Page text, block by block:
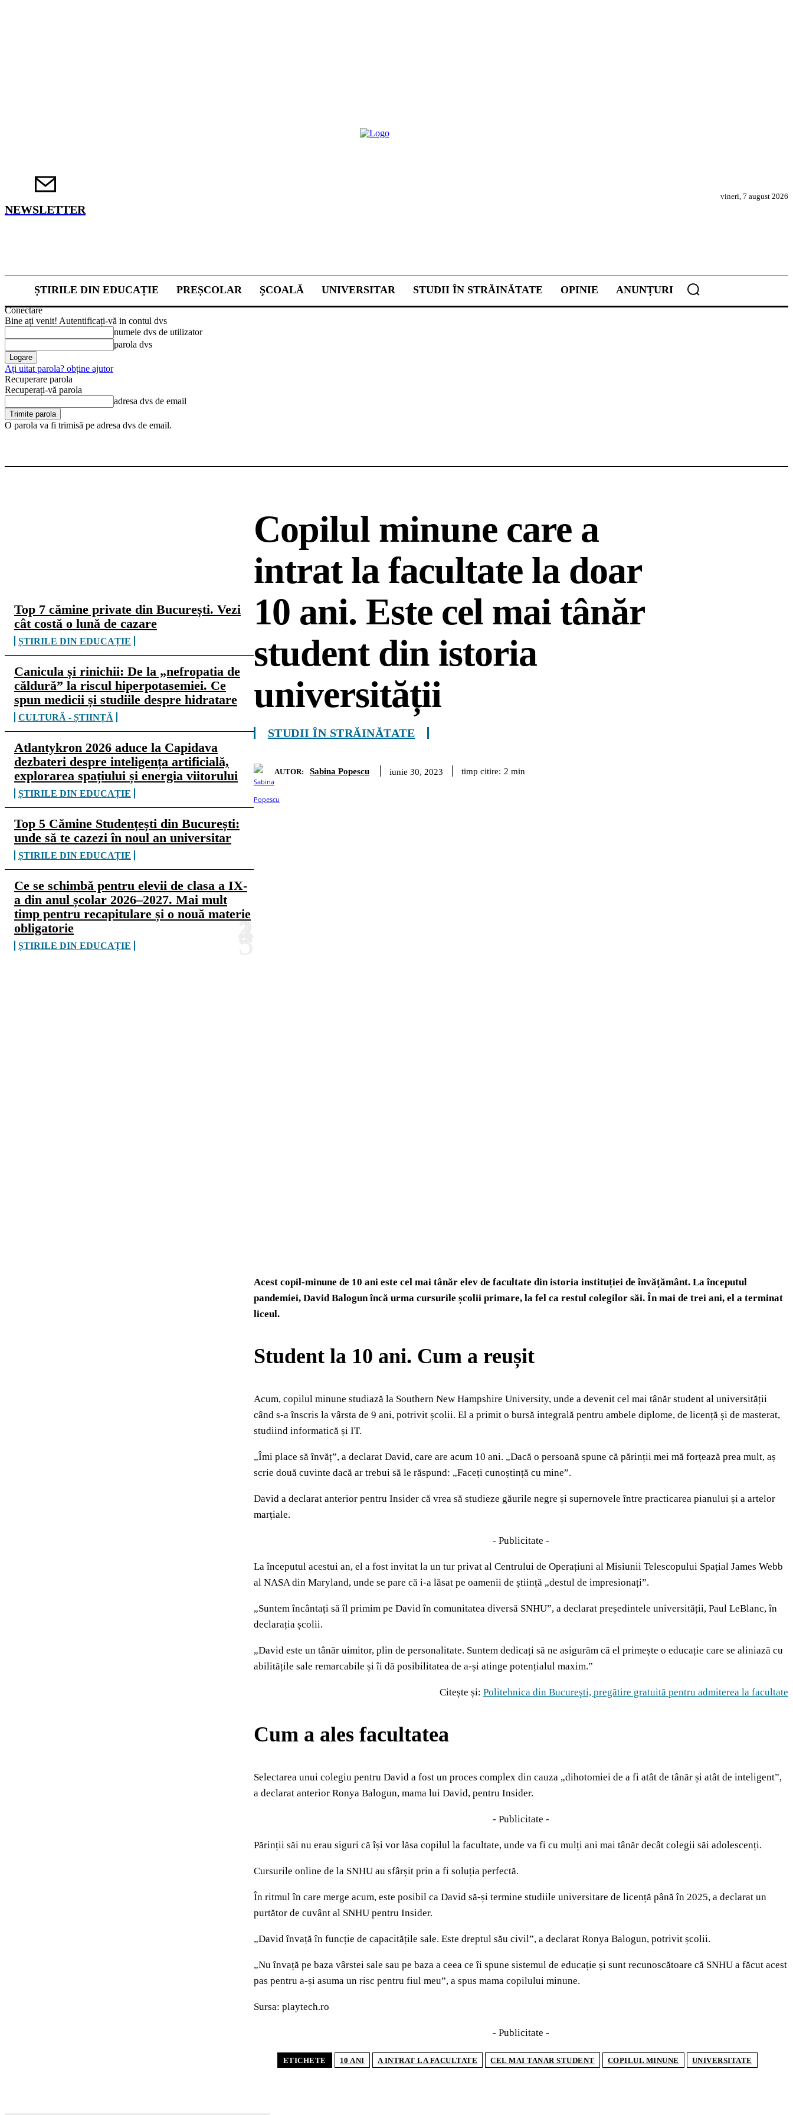
NEWSLETTER
vineri, 7 august 2026
ȘTIRILE DIN EDUCAȚIE PREȘCOLAR ŞCOALĂ UNIVERSITAR STUDII ÎN STRĂINĂTATE OPINIE ANUNȚURI
Conectare
Bine ați venit! Autentificați-vă in contul dvs
numele dvs de utilizator
parola dvs
Ați uitat parola? obține ajutor
Recuperare parola
Recuperați-vă parola
adresa dvs de email
O parola va fi trimisă pe adresa dvs de email.
Top 7 cămine private din București. Vezi
cât costă o lună de cazare
ȘTIRILE DIN EDUCAȚIE
Canicula și rinichii: De la „nefropatia de
căldură” la riscul hiperpotasemiei. Ce
spun medicii și studiile despre hidratare
CULTURĂ - ȘTIINȚĂ
Atlantykron 2026 aduce la Capidava
dezbateri despre inteligența artificială,
explorarea spațiului și energia viitorului
ȘTIRILE DIN EDUCAȚIE
Top 5 Cămine Studențești din București:
unde să te cazezi în noul an universitar
ȘTIRILE DIN EDUCAȚIE
Ce se schimbă pentru elevii de clasa a IX-
a din anul școlar 2026–2027. Mai mult
timp pentru recapitulare și o nouă materie
obligatorie
ȘTIRILE DIN EDUCAȚIE
Copilul minune care a
intrat la facultate la doar
10 ani. Este cel mai tânăr
student din istoria
universității
STUDII ÎN STRĂINĂTATE
AUTOR: Sabina Popescu iunie 30, 2023 timp citire: 2 min
Acest copil-minune de 10 ani este cel mai tânăr elev de facultate din istoria instituției de învățământ. La începutul
pandemiei, David Balogun încă urma cursurile școlii primare, la fel ca restul colegilor săi. În mai de trei ani, el a terminat
liceul.
Student la 10 ani. Cum a reușit
Acum, copilul minune studiază la Southern New Hampshire University, unde a devenit cel mai tânăr student al universității
când s-a înscris la vârsta de 9 ani, potrivit școlii. El a primit o bursă integrală pentru ambele diplome, de licență și de masterat,
studiind informatică și IT.
„Îmi place să învăț”, a declarat David, care are acum 10 ani. „Dacă o persoană spune că părinții mei mă forțează prea mult, aș
scrie două cuvinte dacă ar trebui să le răspund: „Faceți cunoștință cu mine”.
David a declarat anterior pentru Insider că vrea să studieze găurile negre și supernovele între practicarea pianului și a artelor
marțiale.
- Publicitate -
La începutul acestui an, el a fost invitat la un tur privat al Centrului de Operațiuni al Misiunii Telescopului Spațial James Webb
al NASA din Maryland, unde se pare că i-a lăsat pe oamenii de știință „destul de impresionați”.
„Suntem încântați să îl primim pe David în comunitatea diversă SNHU”, a declarat președintele universității, Paul LeBlanc, în
declarația școlii.
„David este un tânăr uimitor, plin de personalitate. Suntem dedicați să ne asigurăm că el primește o educație care se aliniază cu
abilitățile sale remarcabile și îi dă posibilitatea de a-și atinge potențialul maxim.”
Citește și: Politehnica din Bucureşti, pregătire gratuită pentru admiterea la facultate
Cum a ales facultatea
Selectarea unui colegiu pentru David a fost un proces complex din cauza „dihotomiei de a fi atât de tânăr și atât de inteligent”,
a declarat anterior Ronya Balogun, mama lui David, pentru Insider.
- Publicitate -
Părinții săi nu erau siguri că își vor lăsa copilul la facultate, unde va fi cu mulți ani mai tânăr decât colegii săi adolescenți.
Cursurile online de la SNHU au sfârșit prin a fi soluția perfectă.
În ritmul în care merge acum, este posibil ca David să-și termine studiile universitare de licență până în 2025, a declarat un
purtător de cuvânt al SNHU pentru Insider.
„David învață în funcție de capacitățile sale. Este dreptul său civil”, a declarat Ronya Balogun, potrivit școlii.
„Nu învață pe baza vârstei sale sau pe baza a ceea ce îi spune sistemul de educație și sunt recunoscătoare că SNHU a făcut acest
pas pentru a-și asuma un risc pentru fiul meu”, a spus mama copilului minune.
Sursa: playtech.ro
- Publicitate -
ETICHETE 10 ANI A INTRAT LA FACULTATE CEL MAI TANAR STUDENT COPILUL MINUNE UNIVERSITATE